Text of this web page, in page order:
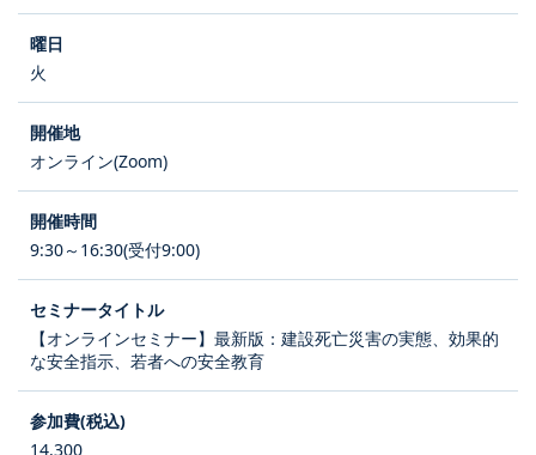
火
オンライン(Zoom)
9:30～16:30(受付9:00)
【オンラインセミナー】最新版：建設死亡災害の実態、効果的
な安全指示、若者への安全教育
14,300